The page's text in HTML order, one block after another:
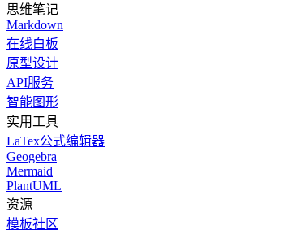
思维笔记
Markdown
在线白板
原型设计
API服务
智能图形
实用工具
LaTex公式编辑器
Geogebra
Mermaid
PlantUML
资源
模板社区